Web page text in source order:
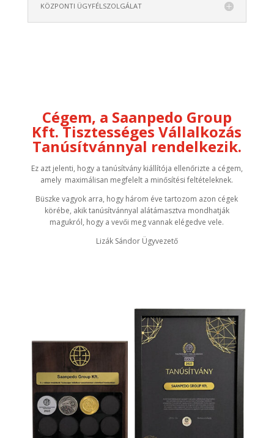
KÖZPONTI ÜGYFÉLSZOLGÁLAT
Cégem, a Saanpedo Group
Kft. Tisztességes Vállalkozás
Tanúsítvánnyal rendelkezik.
Ez azt jelenti, hogy a tanúsítvány kiállítója ellenőrizte a cégem,
amely maximálisan megfelelt a minősítési feltételeknek.
Büszke vagyok arra, hogy három éve tartozom azon cégek
körébe, akik tanúsítvánnyal alátámasztva mondhatják
magukról, hogy a vevői meg vannak elégedve vele.
Lizák Sándor Ügyvezető